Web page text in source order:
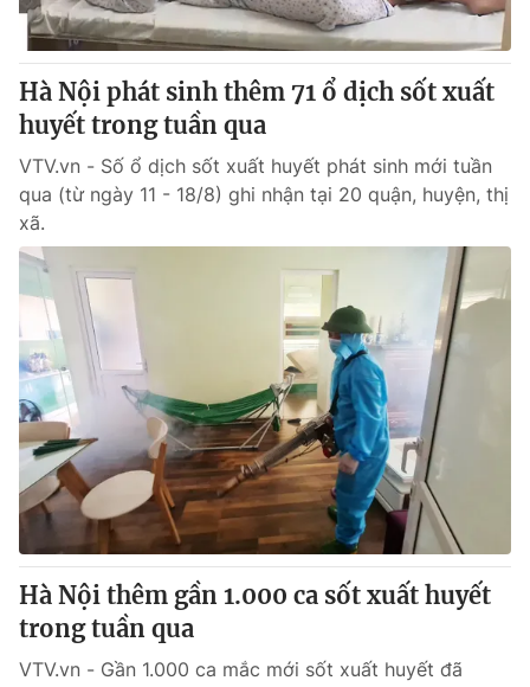
Hà Nội phát sinh thêm 71 ổ dịch sốt xuất
huyết trong tuần qua
VTV.vn - Số ổ dịch sốt xuất huyết phát sinh mới tuần
qua (từ ngày 11 - 18/8) ghi nhận tại 20 quận, huyện, thị
xã.
Hà Nội thêm gần 1.000 ca sốt xuất huyết
trong tuần qua
VTV.vn - Gần 1.000 ca mắc mới sốt xuất huyết đã